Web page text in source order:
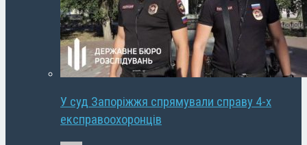
У суд Запоріжжя спрямували справу 4-х
експравоохоронців